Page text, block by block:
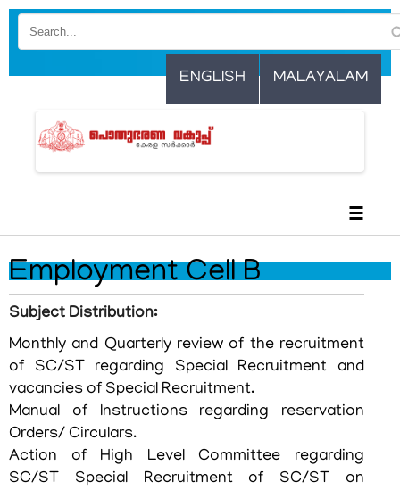
Skip
content
ENGLISH MALAYALAM
☰
Employment Cell B
Subject Distribution:
Monthly and Quarterly review of the recruitment
of SC/ST regarding Special Recruitment and
vacancies of Special Recruitment.
Manual of Instructions regarding reservation
Orders/ Circulars.
Action of High Level Committee regarding
SC/ST Special Recruitment of SC/ST on